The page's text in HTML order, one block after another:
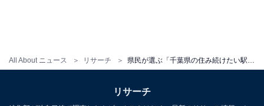
All About ニュース リサーチ 県民が選ぶ「千葉県の住み続けたい駅」ランキング！ 「印西牧の原」に次ぐ2位は？
リサーチ